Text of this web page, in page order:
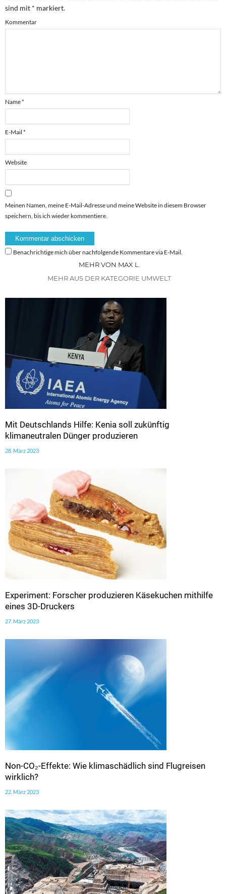
sind mit * markiert.
Kommentar
Name*
E-Mail *
Website
Meinen Namen, meine E-Mail-Adresse und meine Website in diesem Browser
speichern, bis ich wieder kommentiere.
Benachrichtige mich über nachfolgende Kommentare via E-Mail.
MEHR VON MAX L.
MEHR AUS DER KATEGORIE UMWELT
Mit Deutschlands Hilfe: Kenia soll zukünftig
klimaneutralen Dünger produzieren
28. März 2023
Experiment: Forscher produzieren Käsekuchen mithilfe
eines 3D-Druckers
27. März 2023
Non-CO₂-Effekte: Wie klimaschädlich sind Flugreisen
wirklich?
22. März 2023